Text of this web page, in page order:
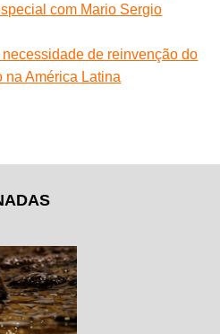
com Mario Sergio
de reinvenção do
na América Latina